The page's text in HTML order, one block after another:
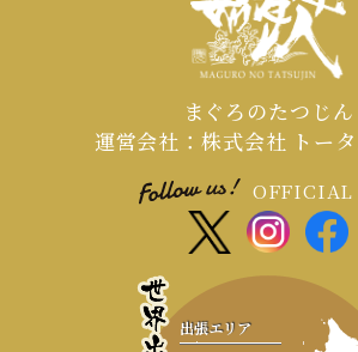
まぐろのたつじん
運営会社：株式会社 トー
OFFICIAL
出張エリア